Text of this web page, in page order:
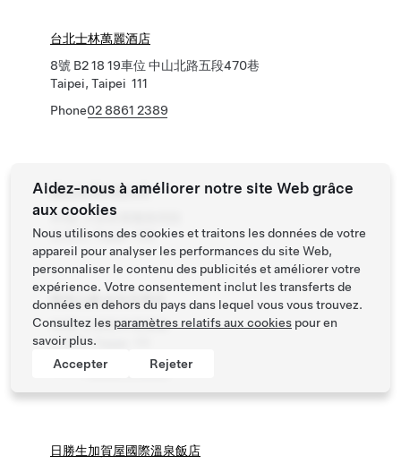
台北士林萬麗酒店
8號 B2 18 19車位 中山北路五段470巷
Taipei, Taipei 111
Phone02 8861 2389
國立台灣科技大學
43號 大安區基隆路四段
台北市, Taipei 106
新光三越 台北天母店
68號 士林區天母東路
台北市, Taipei 111
Phone02 2875 6000
日勝生加賀屋國際溫泉飯店
Aidez-nous à améliorer notre site Web grâce
aux cookies
Nous utilisons des cookies et traitons les données de votre
appareil pour analyser les performances du site Web,
personnaliser le contenu des publicités et améliorer votre
expérience. Votre consentement inclut les transferts de
données en dehors du pays dans lequel vous vous trouvez.
Consultez les paramètres relatifs aux cookies pour en
savoir plus.
Accepter
Rejeter